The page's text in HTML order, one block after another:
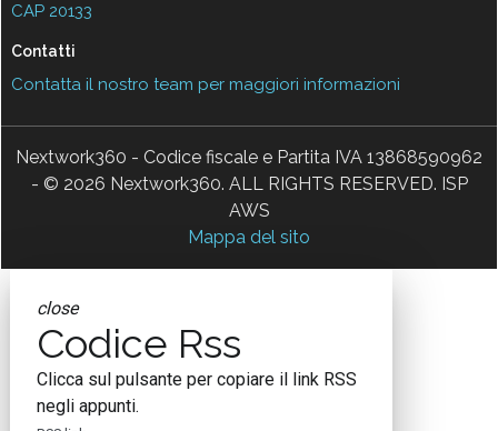
CAP 20133
Contatti
Contatta il nostro team per maggiori informazioni
Nextwork360 - Codice fiscale e Partita IVA 13868590962
- © 2026 Nextwork360. ALL RIGHTS RESERVED. ISP
AWS
Mappa del sito
close
Codice Rss
Clicca sul pulsante per copiare il link RSS
negli appunti.